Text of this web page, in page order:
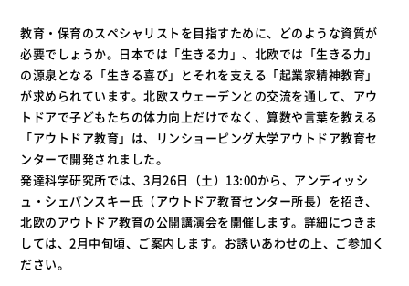
教育・保育のスペシャリストを目指すために、どのような資質が
必要でしょうか。日本では「生きる力」、北欧では「生きる力」
の源泉となる「生きる喜び」とそれを支える「起業家精神教育」
が求められています。北欧スウェーデンとの交流を通して、アウ
トドアで子どもたちの体力向上だけでなく、算数や言葉を教える
「アウトドア教育」は、リンショーピング大学アウトドア教育セ
ンターで開発されました。
発達科学研究所では、3月26日（土）13:00から、アンディッシ
ュ・シェパンスキー氏（アウトドア教育センター所長）を招き、
北欧のアウトドア教育の公開講演会を開催します。詳細につきま
しては、2月中旬頃、ご案内します。お誘いあわせの上、ご参加く
ださい。